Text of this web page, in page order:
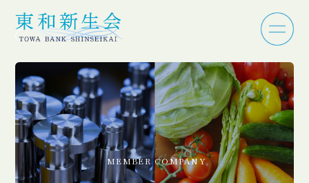
MEMBER COMPANY